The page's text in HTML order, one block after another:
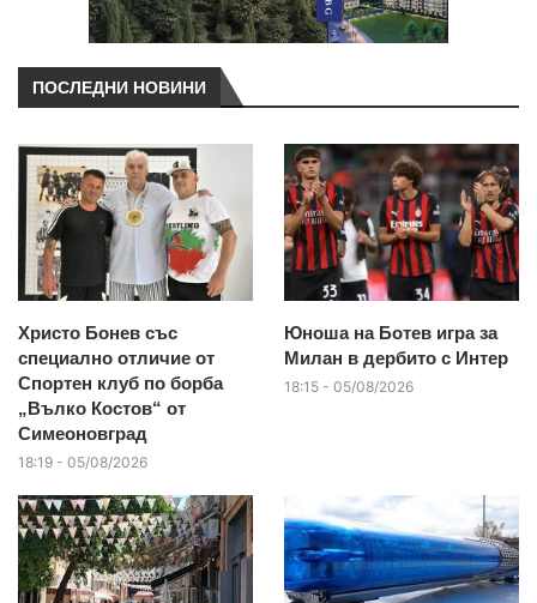
ПОСЛЕДНИ НОВИНИ
Христо Бонев със
специално отличие от
Спортен клуб по борба
„Вълко Костов“ от
Симеоновград
18:19 - 05/08/2026
Юноша на Ботев игра за
Милан в дербито с Интер
18:15 - 05/08/2026